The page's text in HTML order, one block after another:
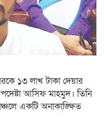
১৩ লাখ টাকা দেয়ার
আসিফ মাহমুদ। তিনি
একটি অনাকাঙ্ক্ষিত